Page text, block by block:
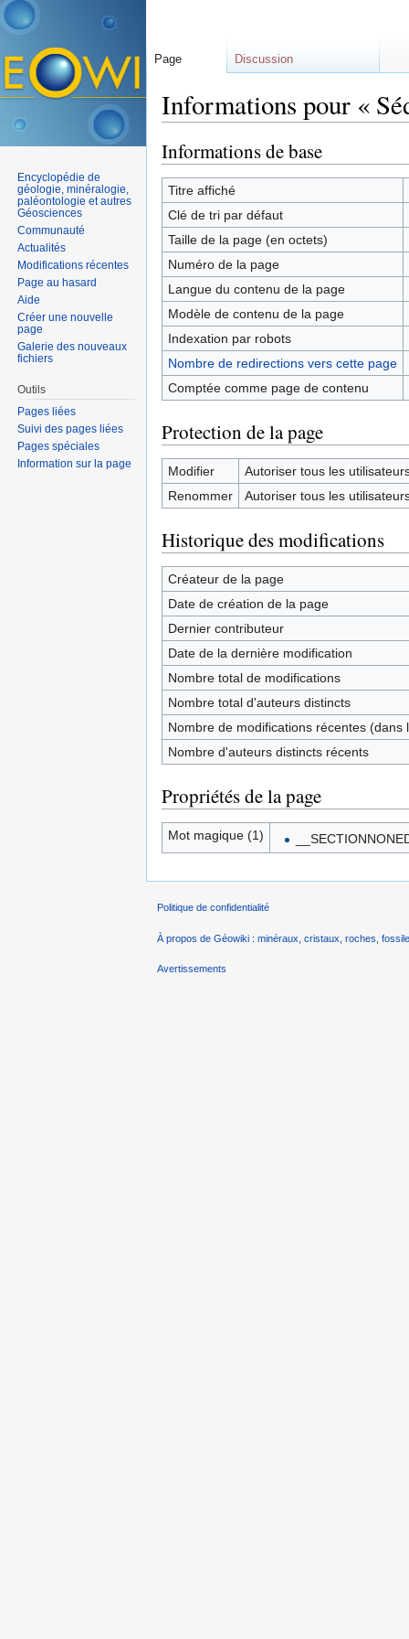
Informations pour «
Informations de base
Titre affiché
Clé de tri par défaut
Taille de la page (en octets)
Numéro de la page
Langue du contenu de la page
Modèle de contenu de la page
Indexation par robots
Nombre de redirections vers cette page
Comptée comme page de contenu
Protection de la page
Modifier
Autoriser tous les
Renommer
Autoriser tous les
Historique des modifications
Créateur de la page
Date de création de la page
Dernier contributeur
Date de la dernière modification
Nombre total de modifications
Nombre total d'auteurs distincts
Nombre de modifications récentes (dans
Nombre d'auteurs distincts récents
Propriétés de la page
Mot magique (1)
Page Discussion
Encyclopédie de
géologie, minéralogie,
paléontologie et autres
Géosciences
Communauté
Actualités
Modifications récentes
Page au hasard
Aide
Créer une nouvelle
page
Galerie des nouveaux
fichiers
Outils
Pages liées
Suivi des pages liées
Pages spéciales
Information sur la page
Politique de confidentialité
À propos de Géowiki : minéraux, cristaux, roches,
Avertissements